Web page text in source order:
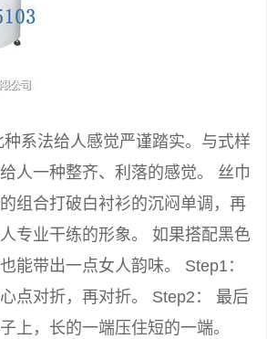
系法给人感觉严谨踏实。与式样
人一种整齐、利落的感觉。 丝巾
组合打破白衬衫的沉闷单调，再
专业干练的形象。 如果搭配黑色
能带出一点女人韵味。 Step1：
点对折，再对折。 Step2： 最后
上，长的一端压住短的一端。